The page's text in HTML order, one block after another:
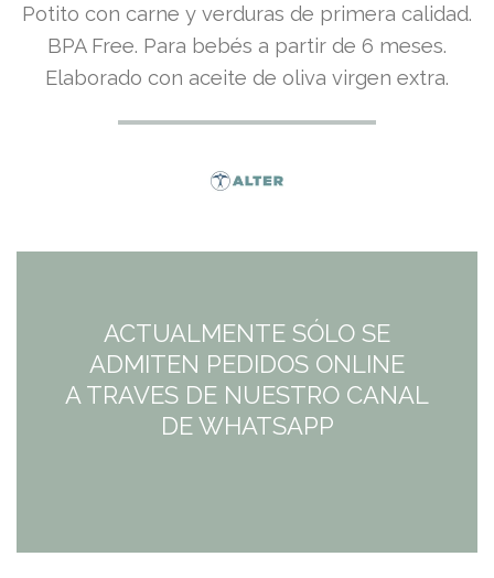
Potito con carne y verduras de primera calidad.
BPA Free. Para bebés a partir de 6 meses.
Elaborado con aceite de oliva virgen extra.
ACTUALMENTE SÓLO SE
ADMITEN PEDIDOS ONLINE
A TRAVES DE NUESTRO CANAL
DE WHATSAPP